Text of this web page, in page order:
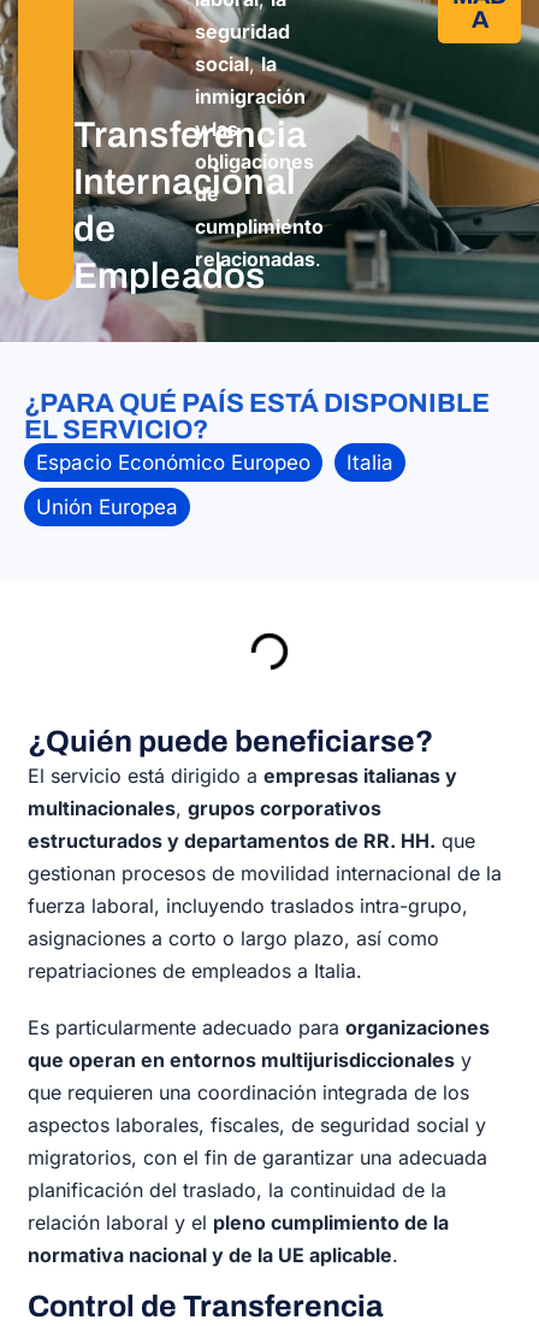
Transferencia
Internacional
de
Empleados
seguridad
social,la
inmigración
y las
obligaciones
de
cumplimiento
relacionadas.
A
¿PARA QUÉ PAÍS ESTÁ DISPONIBLE
EL SERVICIO?
Espacio Económico Europeo
Italia
Unión Europea
¿Quién puede beneficiarse?
El servicio está dirigido aempresas italianas y
multinacionales,grupos corporativos
estructurados y departamentos de RR. HH. que
gestionan procesos de movilidad internacional de la
fuerza laboral, incluyendo traslados intra-grupo,
asignaciones a corto o largo plazo, así como
repatriaciones de empleados a Italia.
Es particularmente adecuado paraorganizaciones
que operan en entornos multijurisdiccionales y
que requieren una coordinación integrada de los
aspectos laborales, fiscales, de seguridad social y
migratorios, con el fin de garantizar una adecuada
planificación del traslado, la continuidad de la
relación laboral y el pleno cumplimiento de la
normativa nacional y de la UE aplicable.
Control de Transferencia